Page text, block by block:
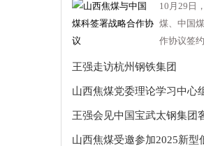
10月29日
煤、中国
作协议签
王强走访杭州钢铁集团
山西焦煤党委理论学习中心
王强会见中国宝武太钢集团
山西焦煤受邀参加2025新型